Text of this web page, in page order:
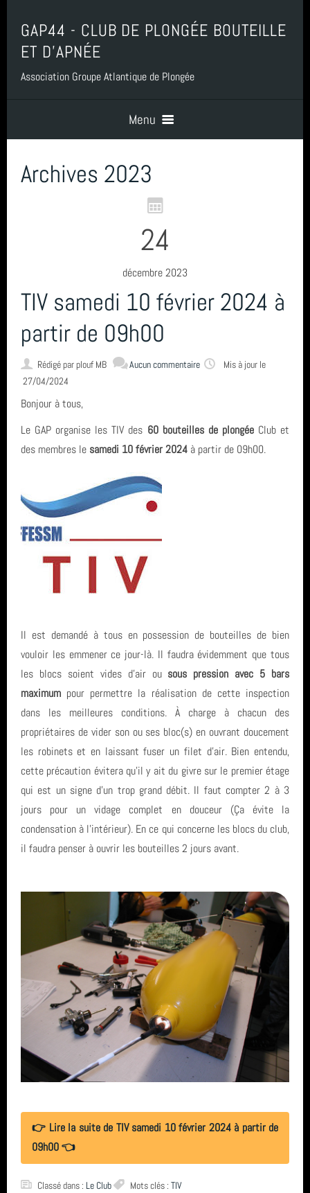
GAP44 - CLUB DE PLONGÉE BOUTEILLE
ET D'APNÉE
Association Groupe Atlantique de Plongée
Menu
Contact
L'encadrement
Nous situer
Statuts, règlement intérieur, charte formation, ... ⚓
Horaire des marées
Espace privé GAP - Encadrants et Directeurs de plongée 🐠
Le Club (27)
Formation (11)
Inscription et tarifs (13)
La plongée (4)
Actualités - Vie du club (33)
Archives (14)
Exploration (8)
Sortie (15)
Bio & Environnement (10)
Derniers articles
🏁 Relevez le #DéfiSeptembreBouge et plongeons dans une
nouvelle saison sportive 2026-2027 🤿
Projet de sciences participatives Parc éolien St Nazaire - 10ième
campagne
Faîtes du Sport 2026 : le GAP a relevé le défi de la découverte
subaquatique
Un week-end d'immersion au cœur de la Côte de Granit Rose à
Initiation au Hockey Subaquatique le 01 juin 2026
Mots clés
formation
carrière
PluXml
Espagne
séjour
biologie
plongee
centre de plongée
Hikeric
Roses
Carentec Finistère
Derniers commentaires
Matt a dit : Bravo à vous pour cette épreuve ...
Matt a dit : Bravo à toute l'équipe et aux no...
Archives
juillet 2026 (1)
mai 2026 (1)
avril 2026 (2)
mars 2026 (3)
février 2026 (2)
janvier 2026 (1)
décembre 2025 (2)
novembre 2025 (1)
Fil des commentaires
Archives 2023
24
décembre 2023
TIV samedi 10 février 2024 à
partir de 09h00
Rédigé parplouf MB Aucun commentaire
Mis à jour le
27/04/2024
Bonjour à tous,
Le GAP organise les TIV des 60 bouteilles de plongée Club et
des membres le samedi 10 février 2024 à partir de 09h00.
Il est demandé à tous en possession de bouteilles de bien
vouloir les emmener ce jour-là. Il faudra évidemment que tous
les blocs soient vides d'air ou sous pression avec 5 bars
maximum pour permettre la réalisation de cette inspection
dans les meilleures conditions. À charge à chacun des
propriétaires de vider son ou ses bloc(s) en ouvrant doucement
les robinets et en laissant fuser un filet d'air. Bien entendu,
cette précaution évitera qu'il y ait du givre sur le premier étage
qui est un signe d'un trop grand débit. Il faut compter 2 à 3
jours pour un vidage complet en douceur (Ça évite la
condensation à l'intérieur). En ce qui concerne les blocs du club,
il faudra penser à ouvrir les bouteilles 2 jours avant.
👉 Lire la suite de TIV samedi 10 février 2024 à partir de
09h00 👈
Classé dans : Le Club Mots clés :TIV